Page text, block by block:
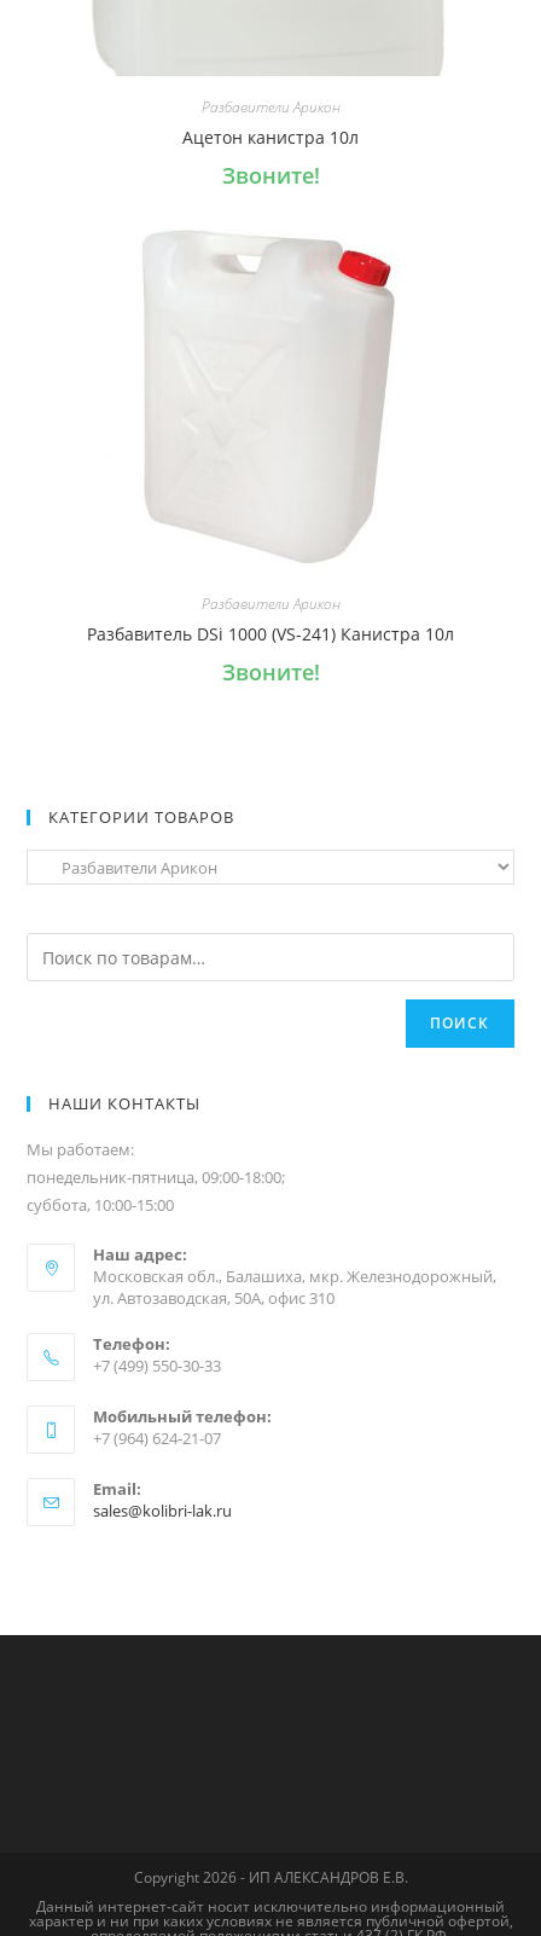
Разбавители Арикон
Ацетон канистра 10л
Звоните!
Разбавители Арикон
Разбавитель DSi 1000 (VS-241) Канистра 10л
Звоните!
КАТЕГОРИИ ТОВАРОВ
ПОИСК
НАШИ КОНТАКТЫ
Мы работаем:
понедельник-пятница, 09:00-18:00;
суббота, 10:00-15:00
Наш адрес:
Московская обл., Балашиха, мкр. Железнодорожный,
ул. Автозаводская, 50А, офис 310
Телефон:
+7 (499) 550-30-33
Мобильный телефон:
+7 (964) 624-21-07
Email:
sales@kolibri-lak.ru
Copyright 2026 - ИП АЛЕКСАНДРОВ Е.В.
Данный интернет-сайт носит исключительно информационный
характер и ни при каких условиях не является публичной офертой,